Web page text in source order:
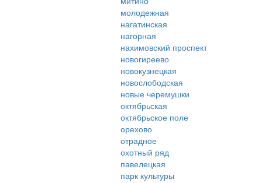
молодежная
нагатинская
нагорная
нахимовский проспект
новогиреево
новокузнецкая
новослободская
новые черемушки
октябрьская
октябрьское поле
орехово
отрадное
охотный ряд
павелецкая
парк культуры